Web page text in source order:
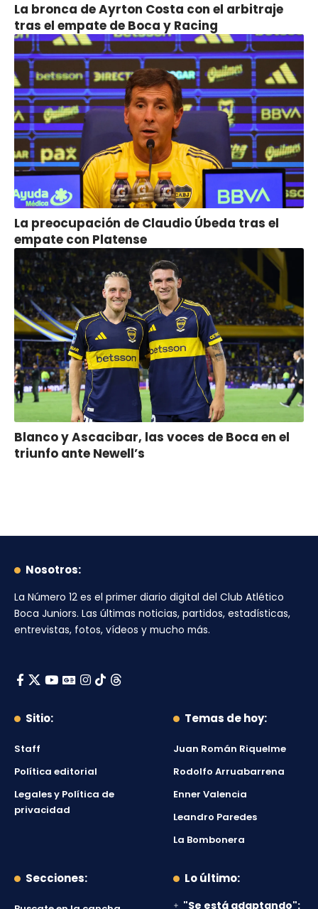
La bronca de Ayrton Costa con el arbitraje
tras el empate de Boca y Racing
La preocupación de Claudio Úbeda tras el
empate con Platense
Blanco y Ascacibar, las voces de Boca en el
triunfo ante Newell’s
Nosotros:
La Número 12 es el primer diario digital del Club Atlético
Boca Juniors. Las últimas noticias, partidos, estadísticas,
entrevistas, fotos, vídeos y mucho más.
Sitio:
Staff
Política editorial
Legales y Política de
privacidad
Temas de hoy:
Juan Román Riquelme
Rodolfo Arruabarrena
Enner Valencia
Leandro Paredes
La Bombonera
Secciones: Lo último:
"Se está adaptando":